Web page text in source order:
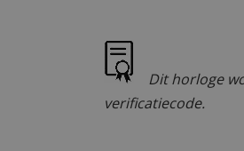
Dit horloge
verificatiecode.